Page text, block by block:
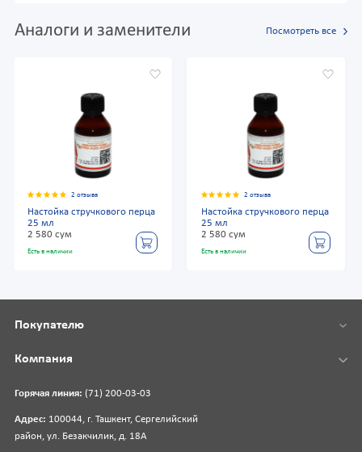
Аналоги и заменители Посмотреть все
2 отзыва
Настойка стручкового перца
25 мл
2 580 сум
Есть в наличии
2 отзыва
Настойка стручкового перца
25 мл
2 580 сум
Есть в наличии
Горячая линия: (71) 200-03-03
Адрес: 100044, г. Ташкент, Сергелийский
район, ул. Безакчилик, д. 18А
Покупателю
Компания